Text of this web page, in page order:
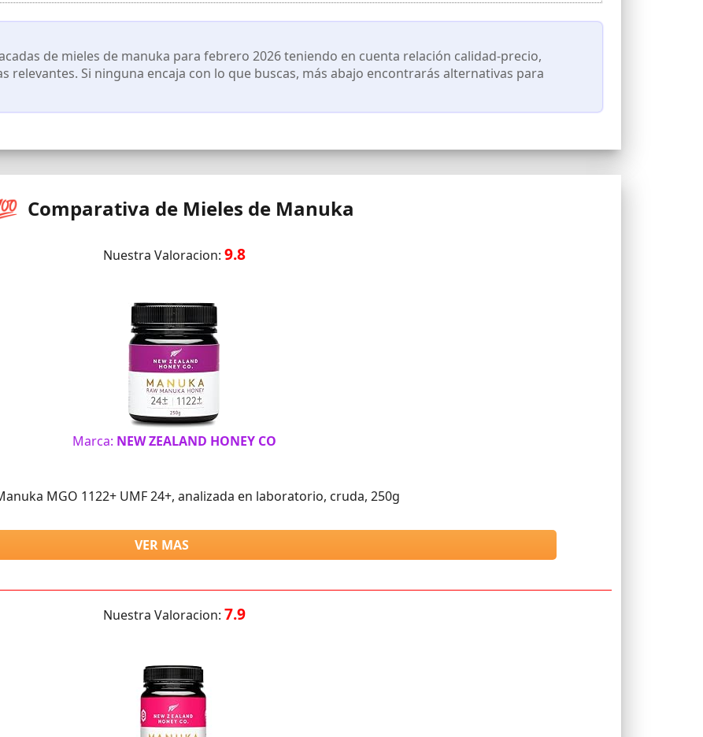
OGM: Certificados de análisis disponibles a petición. Consulta con tu médico si estás embarazada, en período de
de mieles de manuka para febrero 2026 teniendo en cuenta relación calidad-precio,
relevantes. Si ninguna encaja con lo que buscas, más abajo encontrarás alternativas para
Comparativa de Mieles de Manuka
Nuestra Valoracion: 9.8
Marca: NEW ZEALAND HONEY CO
MGO 1122+ UMF 24+, analizada en laboratorio, cruda, 250g
VER MAS
Nuestra Valoracion: 7.9